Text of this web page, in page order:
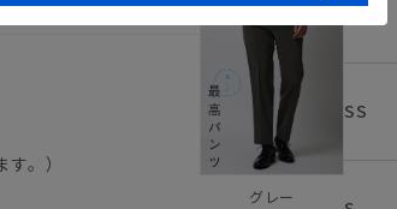
。）
グレー
3S
SS